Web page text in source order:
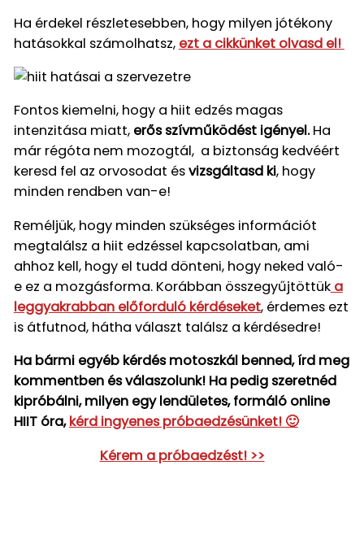
Ha érdekel részletesebben, hogy milyen jótékony
hatásokkal számolhatsz, ezt a cikkünket olvasd el!
Fontos kiemelni, hogy a hiit edzés magas
intenzitása miatt, erős szívműködést igényel.Ha
már régóta nem mozogtál, a biztonság kedvéért
keresd fel az orvosodat ésvizsgáltasd ki, hogy
minden rendben van-e!
Reméljük, hogy minden szükséges információt
megtalálsz a hiit edzéssel kapcsolatban, ami
ahhoz kell, hogy el tudd dönteni, hogy neked való-
e ez a mozgásforma. Korábban összegyűjtöttüka
leggyakrabban előforduló kérdéseket, érdemes ezt
is átfutnod, hátha választ találsz a kérdésedre!
Ha bármi egyéb kérdés motoszkál benned, írd meg
kommentben és válaszolunk! Ha pedig szeretnéd
kipróbálni, milyen egy lendületes, formáló online
HIIT óra,kérd ingyenes próbaedzésünket! 🙂
Kérem a próbaedzést! >>